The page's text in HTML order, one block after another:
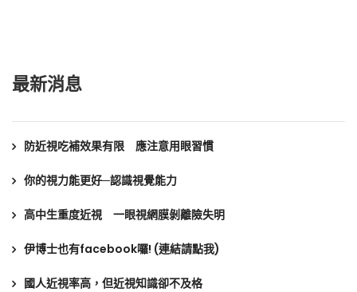
最新消息
防近視吃補效果有限 應注意用眼習慣
你的視力能更好─認識視覺能力
高中生重度近視 一眼視網膜剝離險失明
伊博士也有facebook囉! (連結請點我)
國人近視率高，但近視知識卻不及格